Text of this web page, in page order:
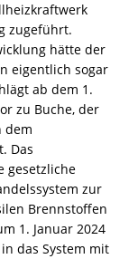
zugeführt.
hätte der
eigentlich sogar
ab dem 1.
zu Buche, der
dem
Das
gesetzliche
zur
Brennstoffen
1. Januar 2024
das System mit